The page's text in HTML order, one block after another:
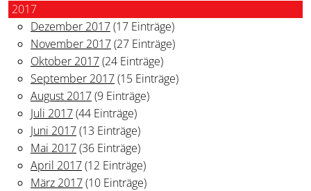
2017
Dezember 2017(17 Einträge)
November 2017(27 Einträge)
Oktober 2017(24 Einträge)
September 2017(15 Einträge)
August 2017(9 Einträge)
Juli 2017(44 Einträge)
Juni 2017(13 Einträge)
Mai 2017(36 Einträge)
April 2017(12 Einträge)
März 2017(10 Einträge)